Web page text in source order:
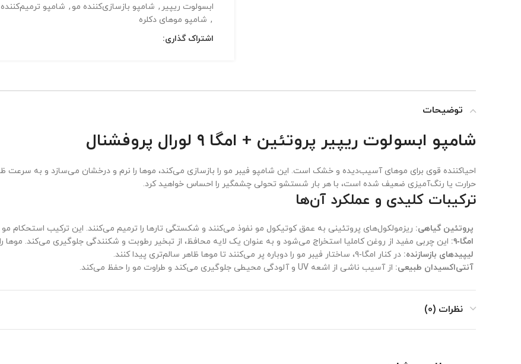
ابسولوت ریپیر , شامپو بازسازی‌کننده مو , شامپو
, شامپو موهای دکلره
اشتراک گذاری:
توضیحات
شامپو ابسولوت ریپیر پروتئین + امگا ۹ لورال پروفشنال
احیاکننده قوی برای موهای آسیب‌دیده و خشک است. این شامپو فیبر مو را بازسازی می‌کند، موها را نرم و درخشان می‌سازد و به سرعت
حرارت یا رنگ‌آمیزی ضعیف شده است، با هر بار شستشو تحولی چشمگیر را احساس خواهید کرد.
ترکیبات کلیدی و عملکرد آن‌ها
پروتئین گیاهی: ریزمولکول‌های پروتئینی به عمق کوتیکول مو نفوذ می‌کنند و شکستگی تارها را ترمیم می‌کنند. این ترکیب استحکام مو
امگا‑۹:
این چربی مفید از روغن کاملیا استخراج می‌شود و به عنوان یک لایه محافظ، از تبخیر رطوبت و شکنندگی جلوگیری می‌کند. موها را
لیپیدهای بازسازنده: در کنار امگا‑۹، ساختار فیبر مو را دوباره پر می‌کنند تا موها ظاهر سالم‌تری پیدا کنند.
آنتی‌اکسیدان طبیعی: از آسیب ناشی از اشعه UV و آلودگی محیطی جلوگیری می‌کند و طراوت مو را حفظ می‌کند.
نتایج آزمایش‌های بالینی و آمار واقعی
نظرات (0)